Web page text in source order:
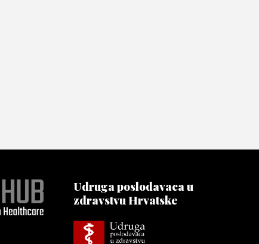
Udruga poslodavaca u
zdravstvu Hrvatske